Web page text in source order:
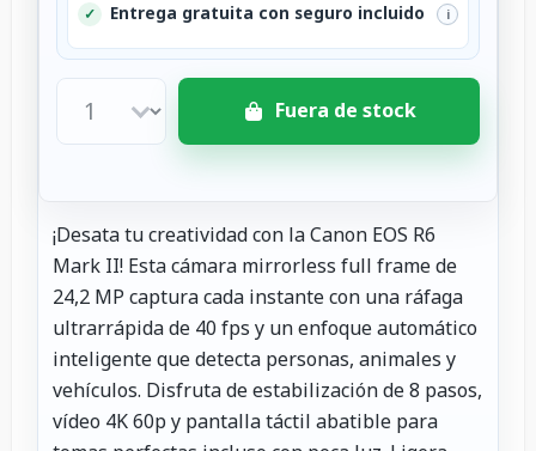
✓ Entrega gratuita con seguro incluido i
Fuera de stock
¡Desata tu creatividad con la Canon EOS R6
Mark II! Esta cámara mirrorless full frame de
24,2 MP captura cada instante con una ráfaga
ultrarrápida de 40 fps y un enfoque automático
inteligente que detecta personas, animales y
vehículos. Disfruta de estabilización de 8 pasos,
vídeo 4K 60p y pantalla táctil abatible para